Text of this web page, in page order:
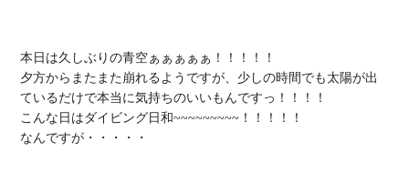
本日は久しぶりの青空ぁぁぁぁぁ！！！！！
夕方からまたまた崩れるようですが、少しの時間でも太陽が出
ているだけで本当に気持ちのいいもんですっ！！！！
こんな日はダイビング日和~~~~~~~~~！！！！！
なんですが・・・・・